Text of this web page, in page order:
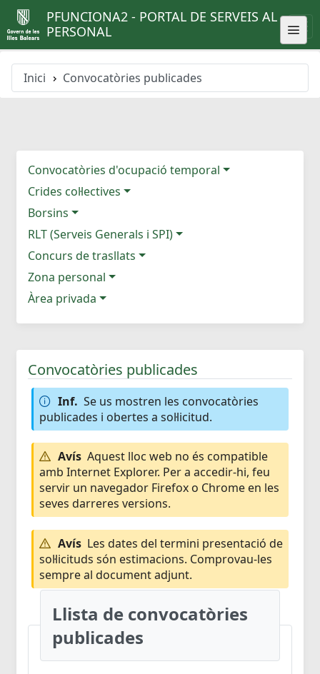
PFUNCIONA2 - PORTAL DE SERVEIS AL
PERSONAL
Inici Convocatòries publicades
Convocatòries d'ocupació temporal
Crides col·lectives
Borsins
RLT (Serveis Generals i SPI)
Concurs de trasllats
Zona personal
Àrea privada
Convocatòries publicades
Inf. Se us mostren les convocatòries
publicades i obertes a sol·licitud.
Avís Aquest lloc web no és compatible
amb Internet Explorer. Per a accedir-hi, feu
servir un navegador Firefox o Chrome en les
seves darreres versions.
Avís Les dates del termini presentació de
sol·licituds són estimacions. Comprovau-les
sempre al document adjunt.
Llista de convocatòries
publicades